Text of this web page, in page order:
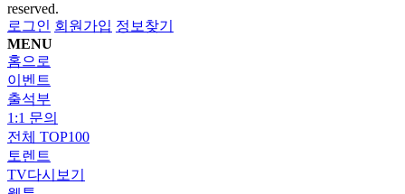
reserved.
로그인 회원가입 정보찾기
MENU
홈으로
이벤트
출석부
1:1 문의
전체 TOP100
토렌트
TV다시보기